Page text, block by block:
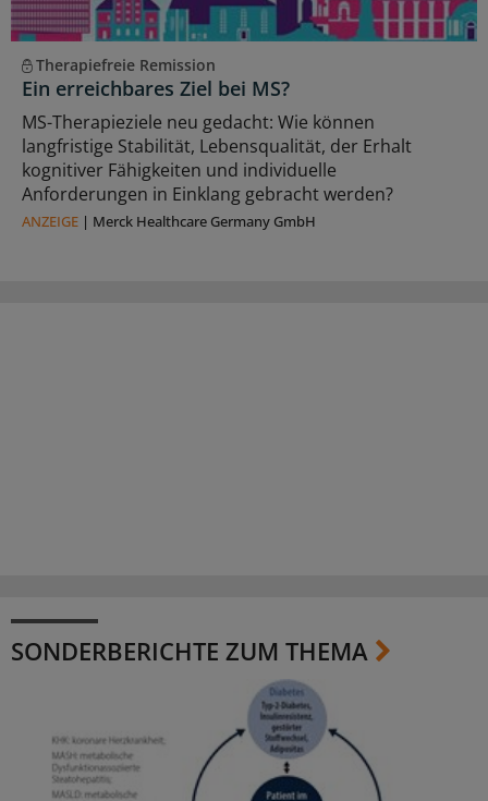
Therapiefreie Remission
Ein erreichbares Ziel bei MS?
MS-Therapieziele neu gedacht: Wie können
langfristige Stabilität, Lebensqualität, der Erhalt
kognitiver Fähigkeiten und individuelle
Anforderungen in Einklang gebracht werden?
ANZEIGE | Merck Healthcare Germany GmbH
SONDERBERICHTE ZUM THEMA